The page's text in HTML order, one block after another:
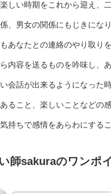
しい時期をこれから迎え、
、男女の関係にもじきにな
あなたとの連絡のやり取り
内容を送るものを吟味し、
会話が出来るようになった
ること、楽しいことなどの
持ちで感情をあらわにする
師sakuraのワンポ